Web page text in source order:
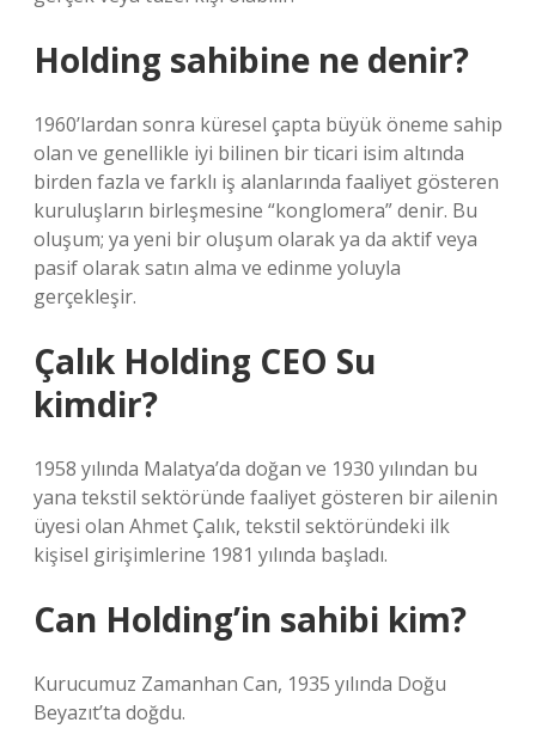
Holding sahibine ne denir?
1960’lardan sonra küresel çapta büyük öneme sahip
olan ve genellikle iyi bilinen bir ticari isim altında
birden fazla ve farklı iş alanlarında faaliyet gösteren
kuruluşların birleşmesine “konglomera” denir. Bu
oluşum; ya yeni bir oluşum olarak ya da aktif veya
pasif olarak satın alma ve edinme yoluyla
gerçekleşir.
Çalık Holding CEO Su
kimdir?
1958 yılında Malatya’da doğan ve 1930 yılından bu
yana tekstil sektöründe faaliyet gösteren bir ailenin
üyesi olan Ahmet Çalık, tekstil sektöründeki ilk
kişisel girişimlerine 1981 yılında başladı.
Can Holding’in sahibi kim?
Kurucumuz Zamanhan Can, 1935 yılında Doğu
Beyazıt’ta doğdu.